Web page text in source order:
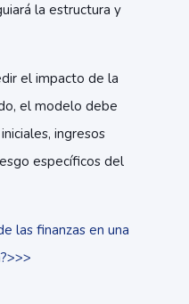
la estructura y
el impacto de la
el modelo debe
ingresos
específicos del
las finanzas en una